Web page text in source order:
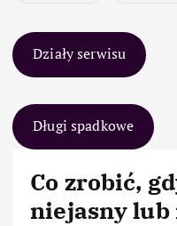
Działy serwisu
Długi spadkowe
Co zrobić,
niejasny